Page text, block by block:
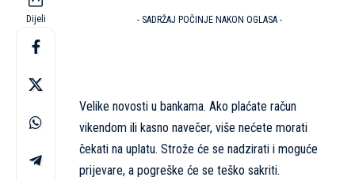
Dijeli - SADRŽAJ POČINJE NAKON OGLASA -
Velike novosti u bankama. Ako plaćate račun
vikendom ili kasno navečer, više nećete morati
čekati na uplatu. Strože će se nadzirati i moguće
prijevare, a pogreške će se teško sakriti.